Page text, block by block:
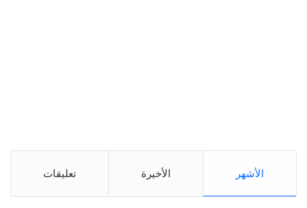
الأشهر الأخيرة تعليقات